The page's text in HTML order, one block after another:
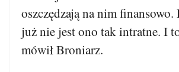
oszczędzają na nim
już nie jest ono tak intratne. I
mówił Broniarz.